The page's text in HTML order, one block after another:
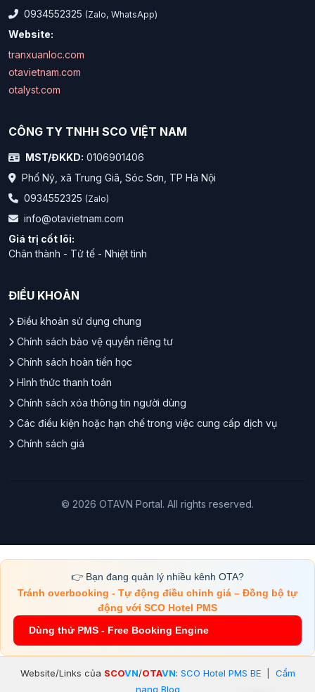
0934552325 (Zalo, WhatsApp)
Website:
tranxuanloc.com
otavietnam.com
otalyst.com
CÔNG TY TNHH SCO VIỆT NAM
MST/ĐKKD: 0106901406
Phố Nỷ, xã Trung Giã, Sóc Sơn, TP Hà Nội
0934552325 (Zalo)
info@otavietnam.com
Giá trị cốt lõi:
Chân thành - Tử tế - Nhiệt tình
ĐIỀU KHOẢN
Điều khoản sử dụng chung
Chính sách bảo vệ quyền riêng tư
Chính sách hoàn tiền học
Hình thức thanh toán
Chính sách xóa thông tin người dùng
Các điều kiện hoặc hạn chế trong việc cung cấp dịch vụ
Chính sách giá
© 2026 OTAVN Portal. All rights reserved.
👉 Bạn đang quản lý nhiều kênh OTA?
Tránh overbooking - Tự động điều chỉnh giá – Đồng bộ tự
động với SCO Hotel PMS
Dùng thử PMS - Free Booking Engine
Website/Links của SCOVN/OTAVN: SCO Hotel PMS BE
Cẩm
nang Blog